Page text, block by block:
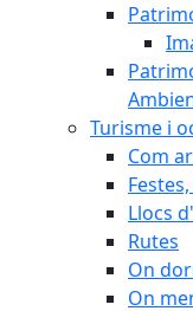
Turisme i
Com
Llocs
Rutes
On
On